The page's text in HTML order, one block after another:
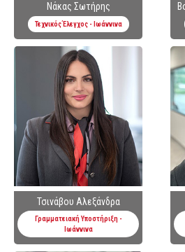
Νάκας Σωτήρης
Τεχνικός Έλεγχος - Ιωάννινα
Τσινάβου Αλεξάνδρα
Γραμματειακή Υποστήριξη -
Ιωάννινα